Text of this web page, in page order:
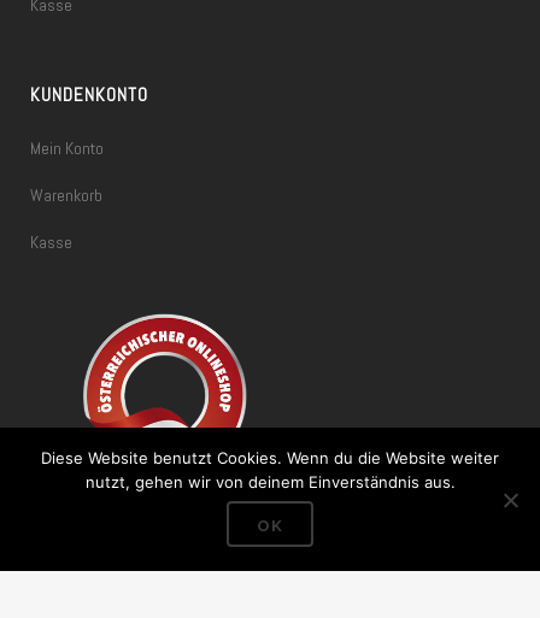
Kasse
KUNDENKONTO
Mein Konto
Warenkorb
Kasse
Diese Website benutzt Cookies. Wenn du die Website weiter
nutzt, gehen wir von deinem Einverständnis aus.
OK